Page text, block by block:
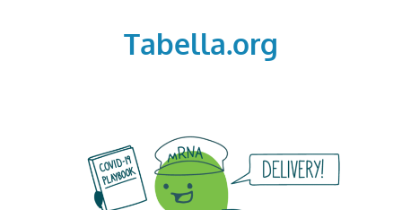
Tabella.org